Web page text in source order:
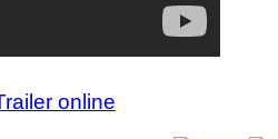
online